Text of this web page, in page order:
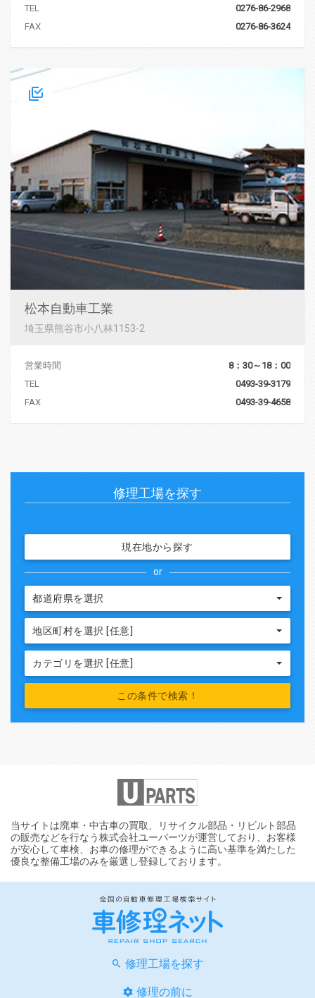
TEL
0276-86-2968
FAX
0276-86-3624
松本自動車工業
埼玉県熊谷市小八林1153-2
営業時間
8：30～18：00
TEL
0493-39-3179
FAX
0493-39-4658
修理工場を探す
現在地から探す
or
都道府県を選択
地区町村を選択 [任意]
カテゴリを選択 [任意]
当サイトは廃車・中古車の買取、リサイクル部品・リビルト部品
の販売などを行なう株式会社ユーパーツが運営しており、お客様
が安心して車検、お車の修理ができるように高い基準を満たした
優良な整備工場のみを厳選し登録しております。
修理工場を探す
修理の前に